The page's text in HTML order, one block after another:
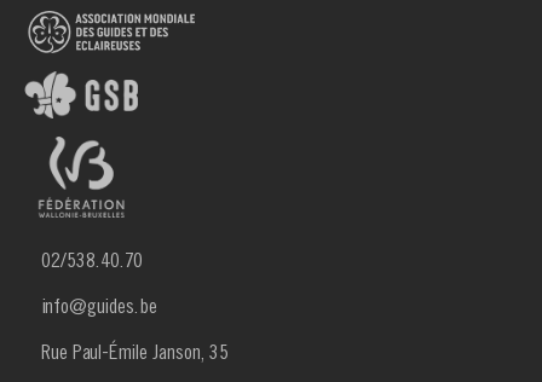
02/538.40.70
info@guides.be
Rue Paul-Émile Janson, 35